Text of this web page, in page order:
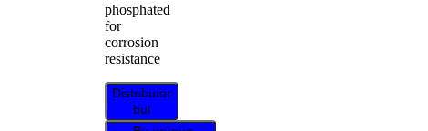
phosphated
for
corrosion
resistance
Distribütör
bul